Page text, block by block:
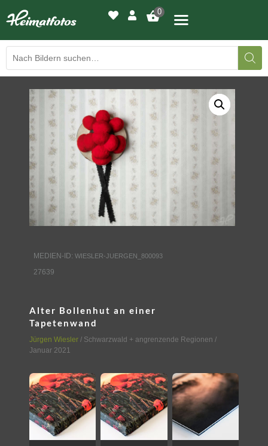
0
BILDERGALERIE
DRUCKQUALITÄTEN
LED-LEUCHTBILDER
WIR DRUCKEN IHR BILD
AUSSTELLUNGEN
KONTAKT
MEDIEN-ID: WIESLER-JUERGEN_800093
27639
Alter Bollenhut an einer
Tapetenwand
Jürgen Wiesler / Schwarzwald + angrenzende Regionen /
Januar 2021